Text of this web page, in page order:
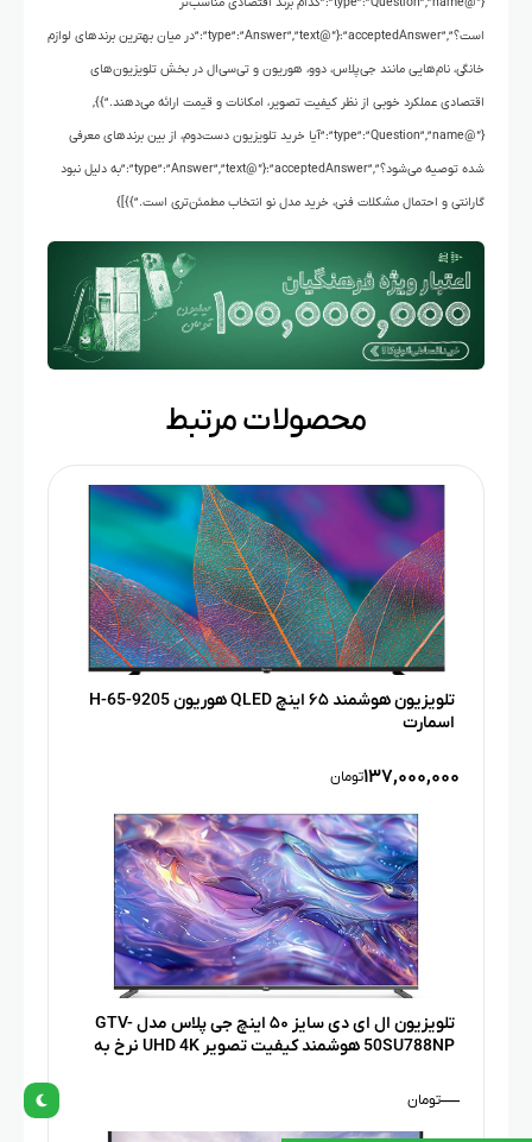
است؟”,”acceptedAnswer”:{“@type”:”Answer”,”text”:”در میان بهترین برندهای لوازم
خانگی، نام‌هایی مانند جی‌پلاس، دوو، هوریون و تی‌سی‌ال در بخش تلویزیون‌های
اقتصادی عملکرد خوبی از نظر کیفیت تصویر، امکانات و قیمت ارائه می‌دهند.”}},
{“@type”:”Question”,”name”:”آیا خرید تلویزیون دست‌دوم، از بین برندهای معرفی
شده توصیه می‌شود؟”,”acceptedAnswer”:{“@type”:”Answer”,”text”:”به دلیل نبود
گارانتی و احتمال مشکلات فنی، خرید مدل نو انتخاب مطمئن‌تری است.”}}]}
محصولات مرتبط
تلویزیون هوشمند ۶۵ اینچ QLED هوریون H-65-9205
اسمارت
۱۳۷,۰۰۰,۰۰۰تومان
تلویزیون ال ای دی سایز ۵۰ اینچ جی پلاس مدل GTV-
50SU788NP هوشمند کیفیت تصویر UHD 4K نرخ به
—تومان